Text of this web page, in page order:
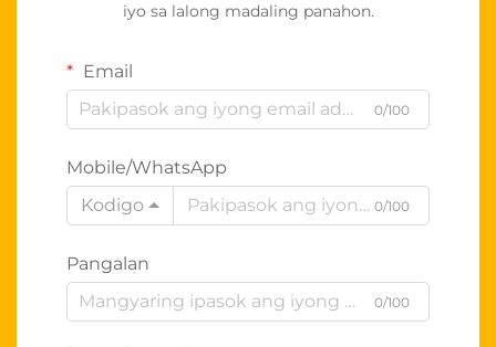
iyo sa lalong madaling panahon.
Email
0/100
Mobile/WhatsApp
Kodigo
0/100
Pangalan
0/100